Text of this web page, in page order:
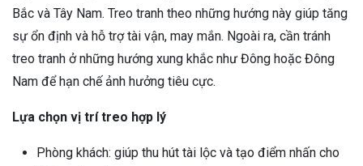
Bắc và Tây Nam. Treo tranh theo những hướng này giúp tăng
sự ổn định và hỗ trợ tài vận, may mắn. Ngoài ra, cần tránh
treo tranh ở những hướng xung khắc như Đông hoặc Đông
Nam để hạn chế ảnh hưởng tiêu cực.
Lựa chọn vị trí treo hợp lý
Phòng khách: giúp thu hút tài lộc và tạo điểm nhấn cho